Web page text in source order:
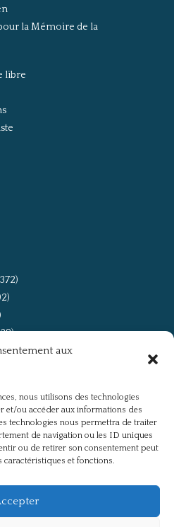
aux
nous utilisons des technologies
et/ou accéder aux informations des
technologies nous permettra de traiter
de navigation ou les ID uniques
ou de retirer son consentement peut
caractéristiques et fonctions.
la Mémoire de la
libre
et la Déportation
médias(750)